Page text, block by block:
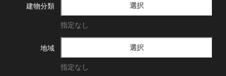
建物分類 選択
指定なし
地域 選択
指定なし